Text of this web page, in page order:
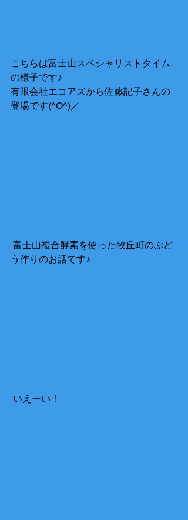
こちらは富士山スペシャリストタイム
の様子です♪
有限会社エコアズから佐藤記子さんの
登場です(^O^)／
う作りのお話です♪
いえーい！